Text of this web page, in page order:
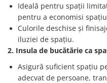
Ideală pentru spații
pentru a economisi
Culorile deschise și
iluziei de spațiu.
2. Insula de bucătărie ca
Asigură suficient spațiu
adecvat de persoane,